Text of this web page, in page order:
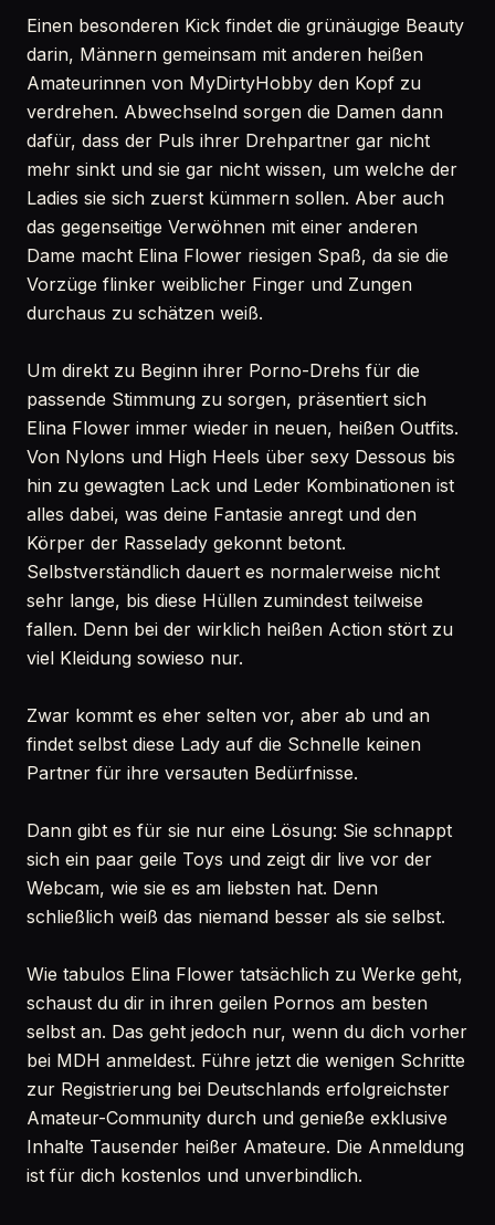
Einen besonderen Kick findet die grünäugige Beauty
darin, Männern gemeinsam mit anderen heißen
Amateurinnen von MyDirtyHobby den Kopf zu
verdrehen. Abwechselnd sorgen die Damen dann
dafür, dass der Puls ihrer Drehpartner gar nicht
mehr sinkt und sie gar nicht wissen, um welche der
Ladies sie sich zuerst kümmern sollen. Aber auch
das gegenseitige Verwöhnen mit einer anderen
Dame macht Elina Flower riesigen Spaß, da sie die
Vorzüge flinker weiblicher Finger und Zungen
durchaus zu schätzen weiß.
Um direkt zu Beginn ihrer Porno-Drehs für die
passende Stimmung zu sorgen, präsentiert sich
Elina Flower immer wieder in neuen, heißen Outfits.
Von Nylons und High Heels über sexy Dessous bis
hin zu gewagten Lack und Leder Kombinationen ist
alles dabei, was deine Fantasie anregt und den
Körper der Rasselady gekonnt betont.
Selbstverständlich dauert es normalerweise nicht
sehr lange, bis diese Hüllen zumindest teilweise
fallen. Denn bei der wirklich heißen Action stört zu
viel Kleidung sowieso nur.
Zwar kommt es eher selten vor, aber ab und an
findet selbst diese Lady auf die Schnelle keinen
Partner für ihre versauten Bedürfnisse.
Dann gibt es für sie nur eine Lösung: Sie schnappt
sich ein paar geile Toys und zeigt dir live vor der
Webcam, wie sie es am liebsten hat. Denn
schließlich weiß das niemand besser als sie selbst.
Wie tabulos Elina Flower tatsächlich zu Werke geht,
schaust du dir in ihren geilen Pornos am besten
selbst an. Das geht jedoch nur, wenn du dich vorher
bei MDH anmeldest. Führe jetzt die wenigen Schritte
zur Registrierung bei Deutschlands erfolgreichster
Amateur-Community durch und genieße exklusive
Inhalte Tausender heißer Amateure. Die Anmeldung
ist für dich kostenlos und unverbindlich.